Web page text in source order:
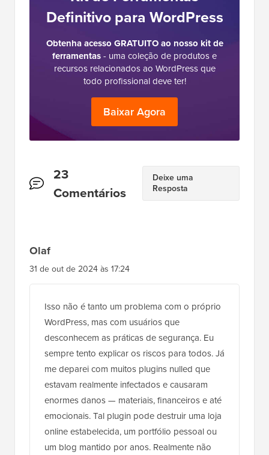
Definitivo para WordPress
Obtenha acesso GRATUITO ao nosso kit de
ferramentas- uma coleção de produtos e
recursos relacionados ao WordPress que
todo profissional deve ter!
Baixar Agora
Interações
do
23
Comentários
Deixe uma
Resposta
Olaf
31 de out de 2024 às 17:24
Isso não é tanto um problema com o próprio
WordPress, mas com usuários que
desconhecem as práticas de segurança. Eu
sempre tento explicar os riscos para todos. Já
me deparei com muitos plugins nulled que
estavam realmente infectados e causaram
enormes danos — materiais, financeiros e até
emocionais. Tal plugin pode destruir uma loja
online estabelecida, um portfólio pessoal ou
um blog mantido por anos. Realmente não